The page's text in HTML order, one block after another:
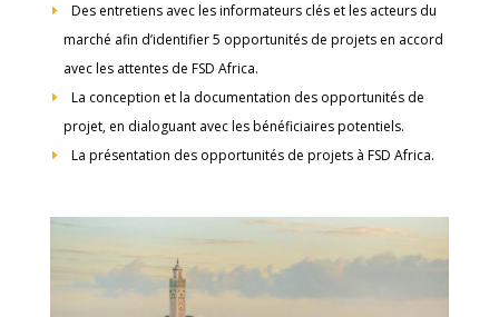
Des entretiens avec les informateurs clés et les acteurs du
marché afin d’identifier 5 opportunités de projets en accord
avec les attentes de FSD Africa.
La conception et la documentation des opportunités de
projet, en dialoguant avec les bénéficiaires potentiels.
La présentation des opportunités de projets à FSD Africa.